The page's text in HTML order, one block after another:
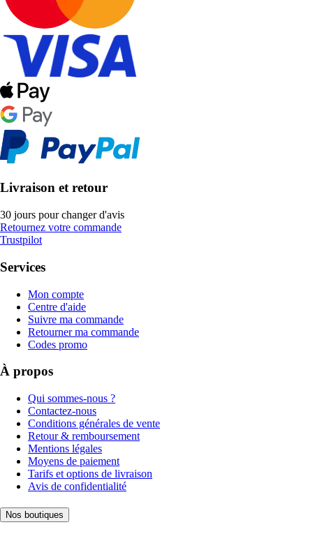
Livraison et retour
30 jours pour changer d'avis
Retournez votre commande
Trustpilot
Services
Mon compte
Centre d'aide
Suivre ma commande
Retourner ma commande
Codes promo
À propos
Qui sommes-nous ?
Contactez-nous
Conditions générales de vente
Retour & remboursement
Mentions légales
Moyens de paiement
Tarifs et options de livraison
Avis de confidentialité
Nos boutiques